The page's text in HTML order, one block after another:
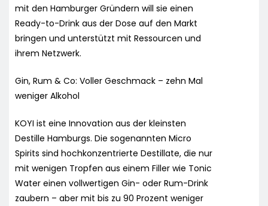
mit den Hamburger Gründern will sie einen
Ready-to-Drink aus der Dose auf den Markt
bringen und unterstützt mit Ressourcen und
ihrem Netzwerk.
Gin, Rum & Co: Voller Geschmack – zehn Mal
weniger Alkohol
KOYI ist eine Innovation aus der kleinsten
Destille Hamburgs. Die sogenannten Micro
Spirits sind hochkonzentrierte Destillate, die nur
mit wenigen Tropfen aus einem Filler wie Tonic
Water einen vollwertigen Gin- oder Rum-Drink
zaubern – aber mit bis zu 90 Prozent weniger